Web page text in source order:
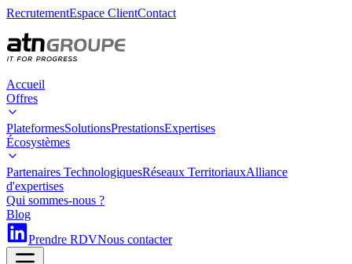
RecrutementEspace ClientContact
Accueil
Offres
PlateformesSolutionsPrestationsExpertises
Écosystèmes
Partenaires TechnologiquesRéseaux TerritoriauxAlliance
d'expertises
Qui sommes-nous ?
Blog
Prendre RDVNous contacter